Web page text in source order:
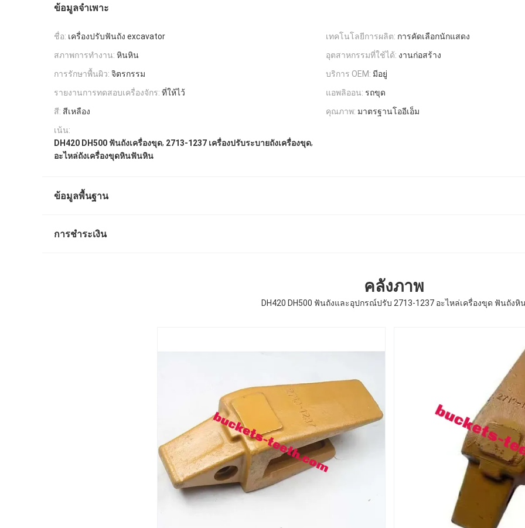
ข้อมูลจำเพาะ
ชื่อ: เครื่องปรับฟันถัง excavator เทคโนโลยีการผลิต: การคัดเลือกนักแสดง
สภาพการทำงาน: หินหิน อุตสาหกรรมที่ใช้ได้: งานก่อสร้าง
การรักษาพื้นผิว: จิตรกรรม บริการ OEM: มีอยู่
รายงานการทดสอบเครื่องจักร: ที่ให้ไว้ แอพลิออน: รถขุด
สี: สีเหลือง คุณภาพ: มาตรฐานโออีเอ็ม
เน้น:
DH420 DH500 ฟันถังเครื่องขุด, 2713-1237 เครื่องปรับระบายถังเครื่องขุด,
อะไหล่ถังเครื่องขุดหินฟันหิน
ข้อมูลพื้นฐาน
การชำระเงิน
คลังภาพ
DH420 DH500 ฟันถังและอุปกรณ์ปรับ 2713-1237 อะไหล่เครื่องขุด ฟันถังหิ